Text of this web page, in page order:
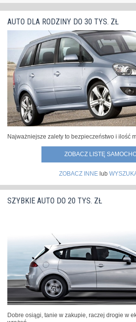
AUTO DLA RODZINY DO 30 TYS. ZŁ
Najważniejsze zalety to bezpieczeństwo i ilość
ZOBACZ LISTĘ
ZOBACZ INNElub
SZYBKIE AUTO DO 20 TYS. ZŁ
Dobre osiągi, tanie w zakupie, raczej drogie w